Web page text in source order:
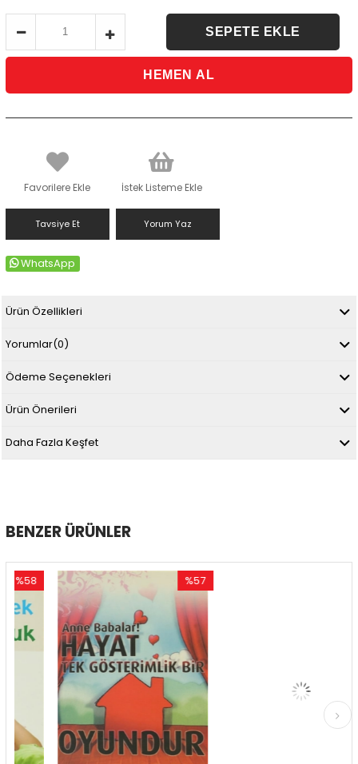
Favorilere Ekle İstek Listeme Ekle
Tavsiye Et Yorum Yaz
WhatsApp
Ürün Özellikleri
Yorumlar(0)
Ödeme Seçenekleri
Ürün Önerileri
Daha Fazla Keşfet
BENZER ÜRÜNLER
İndirim
%57İndirim